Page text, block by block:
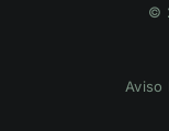
©
Aviso